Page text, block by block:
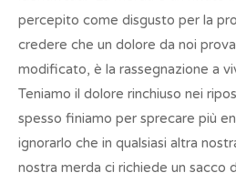
percepito come disgusto per la
credere che un dolore da noi
modificato, è la rassegnazione a
Teniamo il dolore rinchiuso nei
spesso finiamo per sprecare più
ignorarlo che in qualsiasi altra
nostra merda ci richiede un sacco